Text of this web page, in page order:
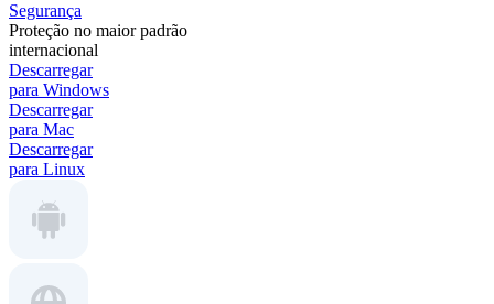
Segurança
Proteção no maior padrão
internacional
Descarregar
para Windows
Descarregar
para Mac
Descarregar
para Linux